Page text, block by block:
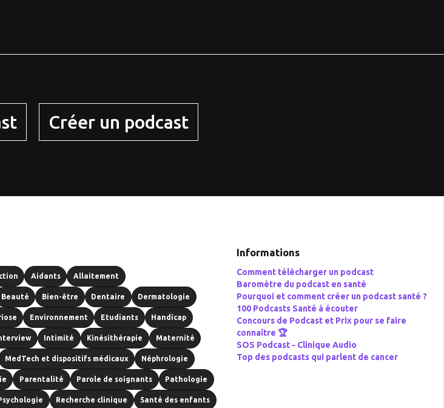
Créer un podcast
Aidants Allaitement
Beauté Bien-être Dentaire Dermatologie
Environnement Etudiants Handicap
Intimité Kinésithérapie Maternité
MedTech et dispositifs médicaux Néphrologie
Parentalité Parole de soignants Pathologie
Recherche clinique Santé des enfants
Informations
Comment télécharger un podcast
Baromètre du podcast en santé
Pourquoi et comment créer un podcast santé ?
100 Podcasts Santé à écouter
Concours de Podcast et Prix pour se faire
connaître 🏆
SOS Podcast - Clinique Audio
Top des podcasts qui parlent de cancer